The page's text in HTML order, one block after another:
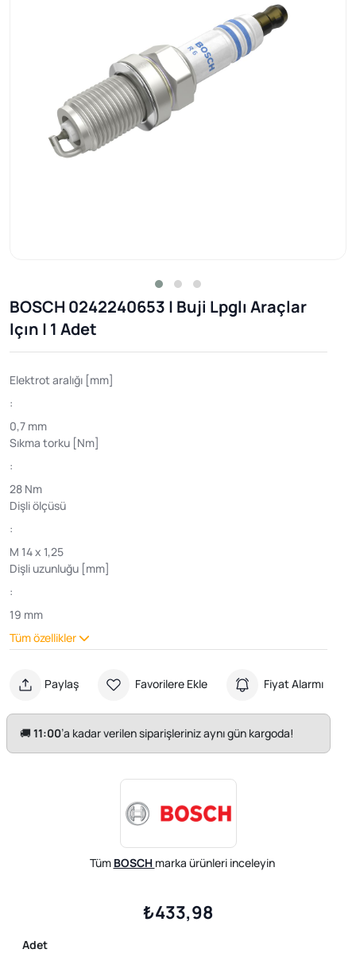
BOSCH 0242240653 | Buji Lpglı Araçlar
Içın | 1 Adet
Elektrot aralığı [mm]
:
0,7 mm
Sıkma torku [Nm]
:
28 Nm
Dişli ölçüsü
:
M 14 x 1,25
Dişli uzunluğu [mm]
:
19 mm
Tüm özellikler
Paylaş Favorilere Ekle Fiyat Alarmı
🚚11:00’a kadar verilen siparişleriniz aynı gün kargoda!
Tüm BOSCH marka ürünleri inceleyin
₺433,98
Adet